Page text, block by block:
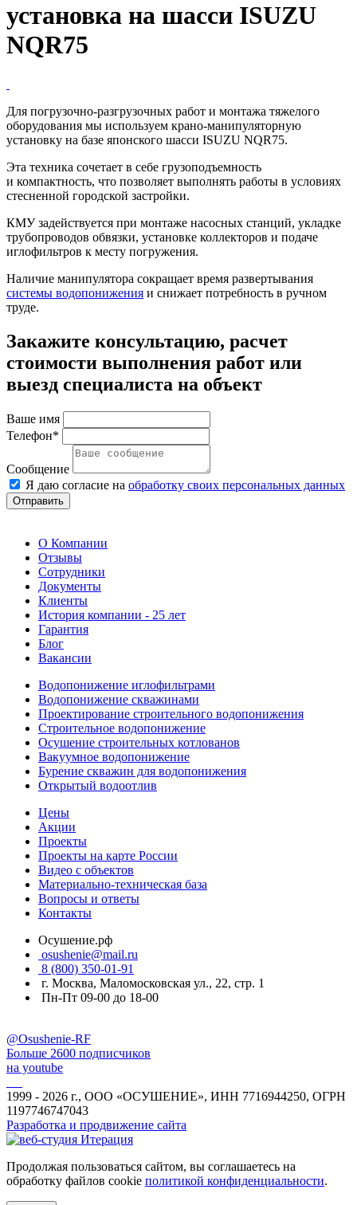
установка на шасси ISUZU
NQR75
Для погрузочно-разгрузочных работ и монтажа тяжелого
оборудования мы используем крано-манипуляторную
установку на базе японского шасси ISUZU NQR75.
Эта техника сочетает в себе грузоподъемность
и компактность, что позволяет выполнять работы в условиях
стесненной городской застройки.
КМУ задействуется при монтаже насосных станций, укладке
трубопроводов обвязки, установке коллекторов и подаче
иглофильтров к месту погружения.
Наличие манипулятора сокращает время развертывания
системы водопонижения и снижает потребность в ручном
труде.
Закажите консультацию, расчет
стоимости выполнения работ или
выезд специалиста на объект
Ваше имя
Телефон*
Сообщение
Я даю согласие на обработку своих персональных данных
Отправить
О Компании
Отзывы
Сотрудники
Документы
Клиенты
История компании - 25 лет
Гарантия
Блог
Вакансии
Водопонижение иглофильтрами
Водопонижение скважинами
Проектирование строительного водопонижения
Строительное водопонижение
Осушение строительных котлованов
Вакуумное водопонижение
Бурение скважин для водопонижения
Открытый водоотлив
Цены
Акции
Проекты
Проекты на карте России
Видео с объектов
Материально-техническая база
Вопросы и ответы
Контакты
Осушение.рф
osushenie@mail.ru
8 (800) 350-01-91
г. Москва, Маломосковская ул., 22, стр. 1
Пн-Пт 09-00 до 18-00
@Osushenie-RF
Больше 2600 подписчиков
на youtube
1999 - 2026 г., ООО «ОСУШЕНИЕ», ИНН 7716944250, ОГРН
1197746747043
Разработка и продвижение сайта
Продолжая пользоваться сайтом, вы соглашаетесь на
обработку файлов cookie политикой конфиденциальности.